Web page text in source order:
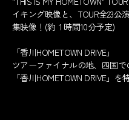
イキング映像と、TOUR全23公
集映像！(約１時間10分予定)
「香川HOMETOWN DRIVE」
ツアーファイナルの地、四国
「香川HOMETOWN DRIVE」